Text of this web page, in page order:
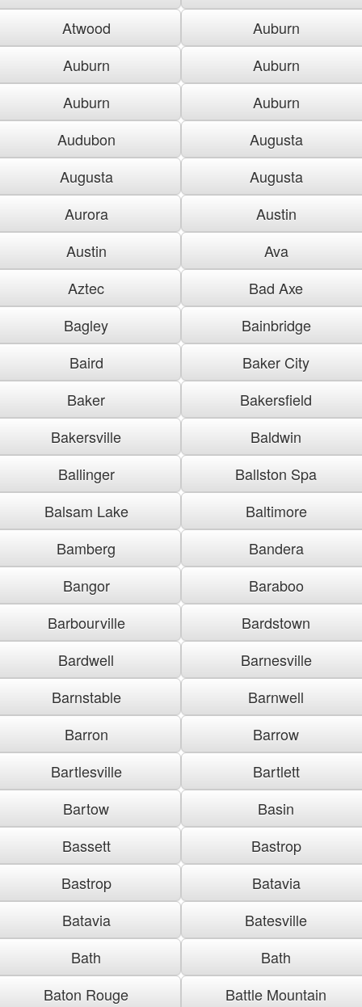
Atwood
Auburn
Auburn
Auburn
Auburn
Auburn
Audubon
Augusta
Augusta
Augusta
Aurora
Austin
Austin
Ava
Aztec
Bad Axe
Bagley
Bainbridge
Baird
Baker City
Baker
Bakersfield
Bakersville
Baldwin
Ballinger
Ballston Spa
Balsam Lake
Baltimore
Bamberg
Bandera
Bangor
Baraboo
Barbourville
Bardstown
Bardwell
Barnesville
Barnstable
Barnwell
Barron
Barrow
Bartlesville
Bartlett
Bartow
Basin
Bassett
Bastrop
Bastrop
Batavia
Batavia
Batesville
Bath
Bath
Baton Rouge
Battle Mountain